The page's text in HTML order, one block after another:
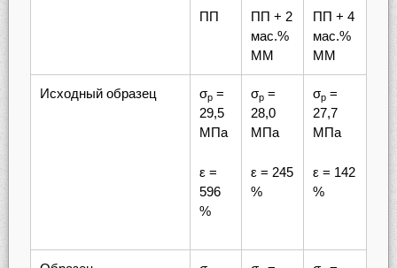
ПП
ПП + 2
мас.%
MM
ПП + 4
мас.%
MM
Исходный образец σр=
29,5
МПа
ε =
596
%
σр=
28,0
МПа
ε = 245
%
σр=
27,7
МПа
ε = 142
%